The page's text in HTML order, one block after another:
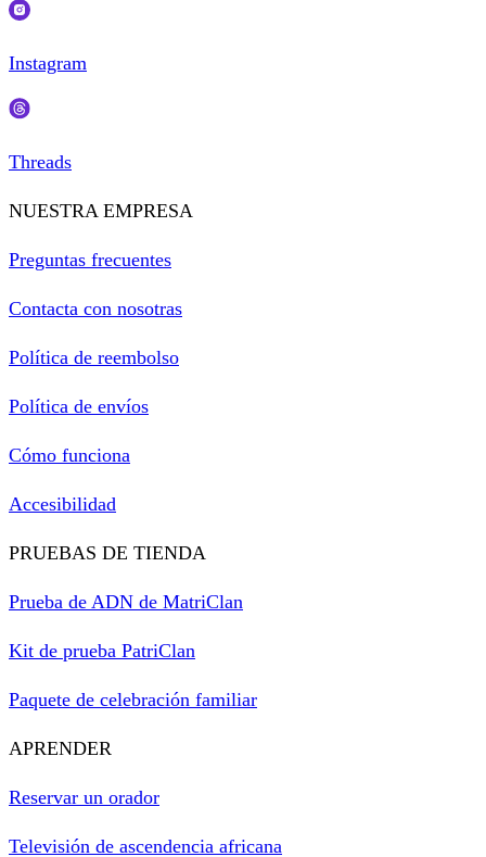
Instagram
Threads
NUESTRA EMPRESA
Preguntas frecuentes
Contacta con nosotras
Política de reembolso
Política de envíos
Cómo funciona
Accesibilidad
PRUEBAS DE TIENDA
Prueba de ADN de MatriClan
Kit de prueba PatriClan
Paquete de celebración familiar
APRENDER
Reservar un orador
Televisión de ascendencia africana